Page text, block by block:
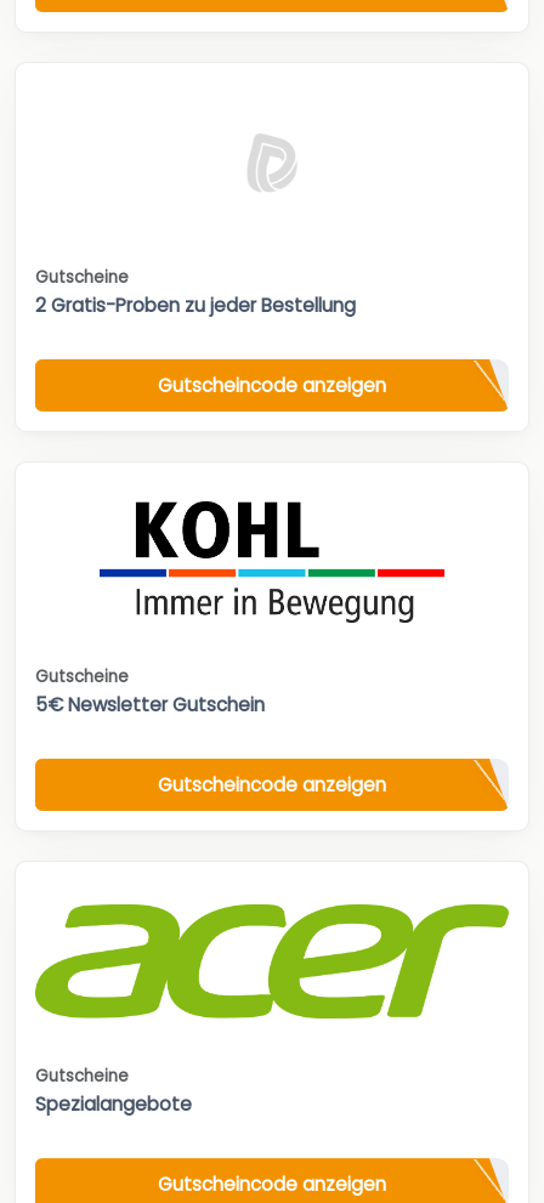
Gutscheine
2 Gratis-Proben zu jeder Bestellung
Gutscheincode anzeigen
Gutscheine
5€ Newsletter Gutschein
Gutscheincode anzeigen
Gutscheine
Spezialangebote
Gutscheincode anzeigen